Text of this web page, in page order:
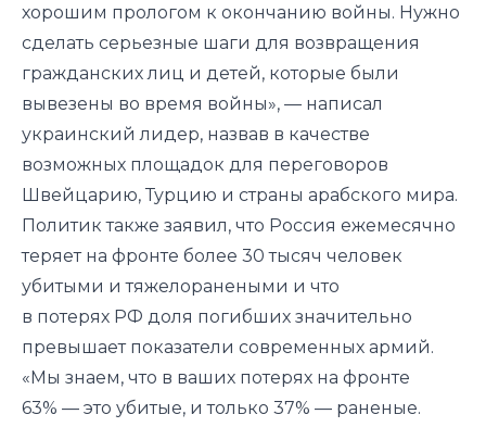
хорошим прологом к окончанию войны. Нужно
сделать серьезные шаги для возвращения
гражданских лиц и детей, которые были
вывезены во время войны», — написал
украинский лидер, назвав в качестве
возможных площадок для переговоров
Швейцарию, Турцию и страны арабского мира.
Политик также заявил, что Россия ежемесячно
теряет на фронте более 30 тысяч человек
убитыми и тяжелоранеными и что
в потерях РФ доля погибших значительно
превышает показатели современных армий.
«Мы знаем, что в ваших потерях на фронте
63% — это убитые, и только 37% — раненые.